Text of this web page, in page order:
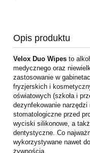
Opis produktu
Velox Duo Wipes to
medycznego oraz
zastosowanie w
fryzjerskich i
oświatowych (szkoła i
dezynfekowanie
stomatologiczne przed
wyciski silikonowe, a
dentystyczne. Co
wykorzystywane nawet
żywnością.